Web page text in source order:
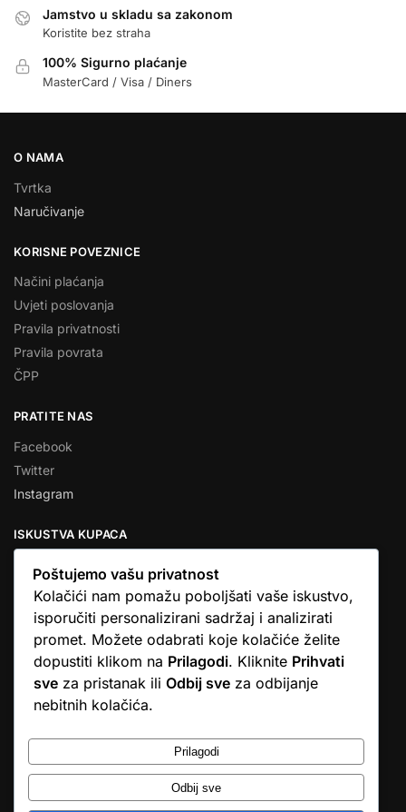
Jamstvo u skladu sa zakonom
Koristite bez straha
100% Sigurno plaćanje
MasterCard / Visa / Diners
O NAMA
Tvrtka
Naručivanje
KORISNE POVEZNICE
Načini plaćanja
Uvjeti poslovanja
Pravila privatnosti
Pravila povrata
ČPP
PRATITE NAS
Facebook
Twitter
Instagram
ISKUSTVA KUPACA
★★★★★
… Ono što me se dojmilo je ljudski pristup i njihova briga da
dobijem što sam naručio. U većini web shopova nitko vas ne
zove, samo otkažu narudžbu. …
Stjepan D.M.
© Argus elektronika d.o.o.
Poštujemo vašu privatnost
Kolačići nam pomažu poboljšati vaše iskustvo,
isporučiti personalizirani sadržaj i analizirati
promet. Možete odabrati koje kolačiće želite
dopustiti klikom na Prilagodi. Kliknite Prihvati
sve za pristanak ili Odbij sve za odbijanje
nebitnih kolačića.
Prilagodi
Odbij sve